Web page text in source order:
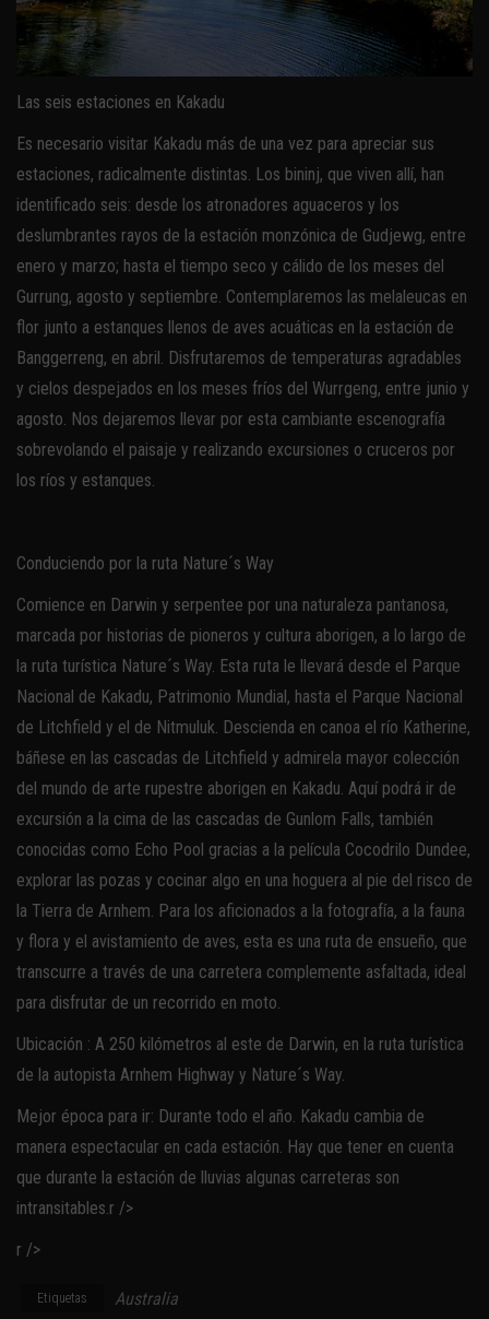
Las seis estaciones en Kakadu
Es necesario visitar Kakadu más de una vez para apreciar sus
estaciones, radicalmente distintas. Los bininj, que viven allí, han
identificado seis: desde los atronadores aguaceros y los
deslumbrantes rayos de la estación monzónica de Gudjewg, entre
enero y marzo; hasta el tiempo seco y cálido de los meses del
Gurrung, agosto y septiembre. Contemplaremos las melaleucas en
flor junto a estanques llenos de aves acuáticas en la estación de
Banggerreng, en abril. Disfrutaremos de temperaturas agradables
y cielos despejados en los meses fríos del Wurrgeng, entre junio y
agosto. Nos dejaremos llevar por esta cambiante escenografía
sobrevolando el paisaje y realizando excursiones o cruceros por
los ríos y estanques.
Conduciendo por la ruta Nature´s Way
Comience en Darwin y serpentee por una naturaleza pantanosa,
marcada por historias de pioneros y cultura aborigen, a lo largo de
la ruta turística Nature´s Way. Esta ruta le llevará desde el Parque
Nacional de Kakadu, Patrimonio Mundial, hasta el Parque Nacional
de Litchfield y el de Nitmuluk. Descienda en canoa el río Katherine,
báñese en las cascadas de Litchfield y admirela mayor colección
del mundo de arte rupestre aborigen en Kakadu. Aquí podrá ir de
excursión a la cima de las cascadas de Gunlom Falls, también
conocidas como Echo Pool gracias a la película Cocodrilo Dundee,
explorar las pozas y cocinar algo en una hoguera al pie del risco de
la Tierra de Arnhem. Para los aficionados a la fotografía, a la fauna
y flora y el avistamiento de aves, esta es una ruta de ensueño, que
transcurre a través de una carretera complemente asfaltada, ideal
para disfrutar de un recorrido en moto.
Ubicación : A 250 kilómetros al este de Darwin, en la ruta turística
de la autopista Arnhem Highway y Nature´s Way.
Mejor época para ir: Durante todo el año. Kakadu cambia de
manera espectacular en cada estación. Hay que tener en cuenta
que durante la estación de lluvias algunas carreteras son
intransitables.r />
r />
Etiquetas Australia